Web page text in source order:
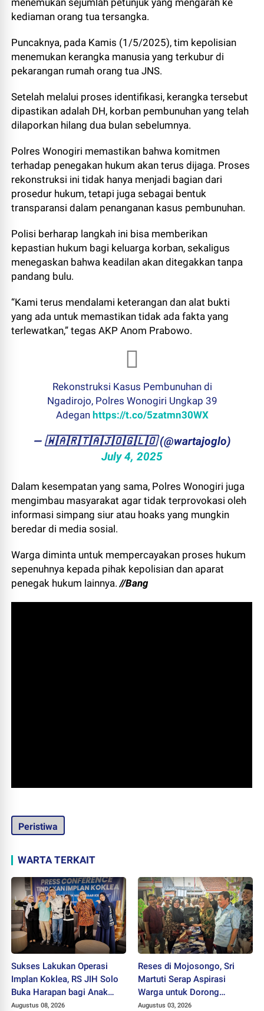
menemukan sejumlah petunjuk yang mengarah ke
kediaman orang tua tersangka.
Puncaknya, pada Kamis (1/5/2025), tim kepolisian
menemukan kerangka manusia yang terkubur di
pekarangan rumah orang tua JNS.
Setelah melalui proses identifikasi, kerangka tersebut
dipastikan adalah DH, korban pembunuhan yang telah
dilaporkan hilang dua bulan sebelumnya.
Polres Wonogiri memastikan bahwa komitmen
terhadap penegakan hukum akan terus dijaga. Proses
rekonstruksi ini tidak hanya menjadi bagian dari
prosedur hukum, tetapi juga sebagai bentuk
transparansi dalam penanganan kasus pembunuhan.
Polisi berharap langkah ini bisa memberikan
kepastian hukum bagi keluarga korban, sekaligus
menegaskan bahwa keadilan akan ditegakkan tanpa
pandang bulu.
“Kami terus mendalami keterangan dan alat bukti
yang ada untuk memastikan tidak ada fakta yang
terlewatkan,” tegas AKP Anom Prabowo.
Rekonstruksi Kasus Pembunuhan di
Ngadirojo, Polres Wonogiri Ungkap 39
Adegan https://t.co/5zatmn30WX
— ​🇼​​🇦​​🇷​​🇹​​🇦​​🇯​​🇴​​🇬​​🇱​​🇴 (@wartajoglo)
July 4, 2025
Dalam kesempatan yang sama, Polres Wonogiri juga
mengimbau masyarakat agar tidak terprovokasi oleh
informasi simpang siur atau hoaks yang mungkin
beredar di media sosial.
Warga diminta untuk mempercayakan proses hukum
sepenuhnya kepada pihak kepolisian dan aparat
penegak hukum lainnya.//Bang
Peristiwa
WARTA TERKAIT
Sukses Lakukan Operasi
Implan Koklea, RS JIH Solo
Buka Harapan bagi Anak
dengan Gangguan
Augustus 08, 2026
Reses di Mojosongo, Sri
Martuti Serap Aspirasi
Warga untuk Dorong
Ekonomi Kreatif dan Kota
Augustus 03, 2026